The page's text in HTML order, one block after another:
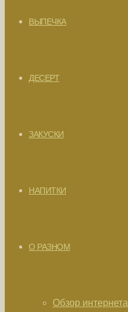
ВЫПЕЧКА
ДЕСЕРТ
ЗАКУСКИ
НАПИТКИ
О РАЗНОМ
Обзор интернета